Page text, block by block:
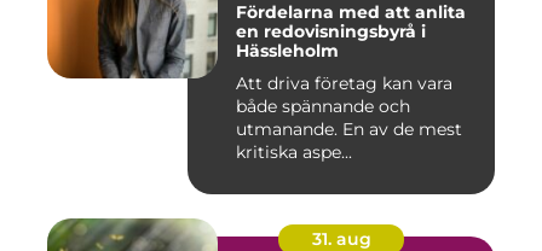
Fördelarna med att anlita
en redovisningsbyrå i
Hässleholm
Att driva företag kan vara
både spännande och
utmanande. En av de mest
kritiska aspe...
31. aug